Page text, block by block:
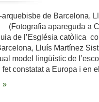
de Barcelona,
a
de l’Església catòlica
Lluís Martínez
model lingüístic de
fet constatat a Europa i en
»